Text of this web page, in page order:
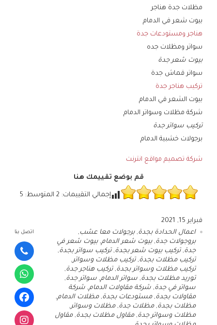
مظلات جدة هناجر
بيوت شعر في الدمام
هناجر ومستودعات جدة
سواتر ومظلات جده
بيوت شعر جدة
سواتر قماش جدة
تركيب هناجر جدة
بيوت الشعر في الدمام
شركة مظلات وسواتر الدمام
تركيب سواتر جدة
برجولات خشبية الدمام
شركة تصميم مواقع انترنت
قم بوضع تقييمك هنا
إجمالي التقييمات: 2 المتوسط: 5
فبراير 15, 2021
اعمال الحدادة بجدة,برجولات معا عشب ,
بروجولات جدة,بيوت شعر الدمام,بيوت شعر في
جدة,تركيب بيوت شعر بجدة,تركيب سواتر بجدة,
تركيب مظلات بجدة,تركيب مظلات وسواتر,
تركيب مظلات وسواتر بجدة,تركيب هناجر جدة,
توريد مظلات بجدة, سواتر الدمام, سواتر جدة,
سواتر في جدة, شركة مقاولات الدمام, شركة
مقاولات بجدة,مستودعات بجدة,مظلات الدمام,
مظلات بجدة,مظلات جدة,مظلات وسواتر,
مظلات وسواتر جدة,مقاول مظلات بجدة,مقاول
اتصل بنا